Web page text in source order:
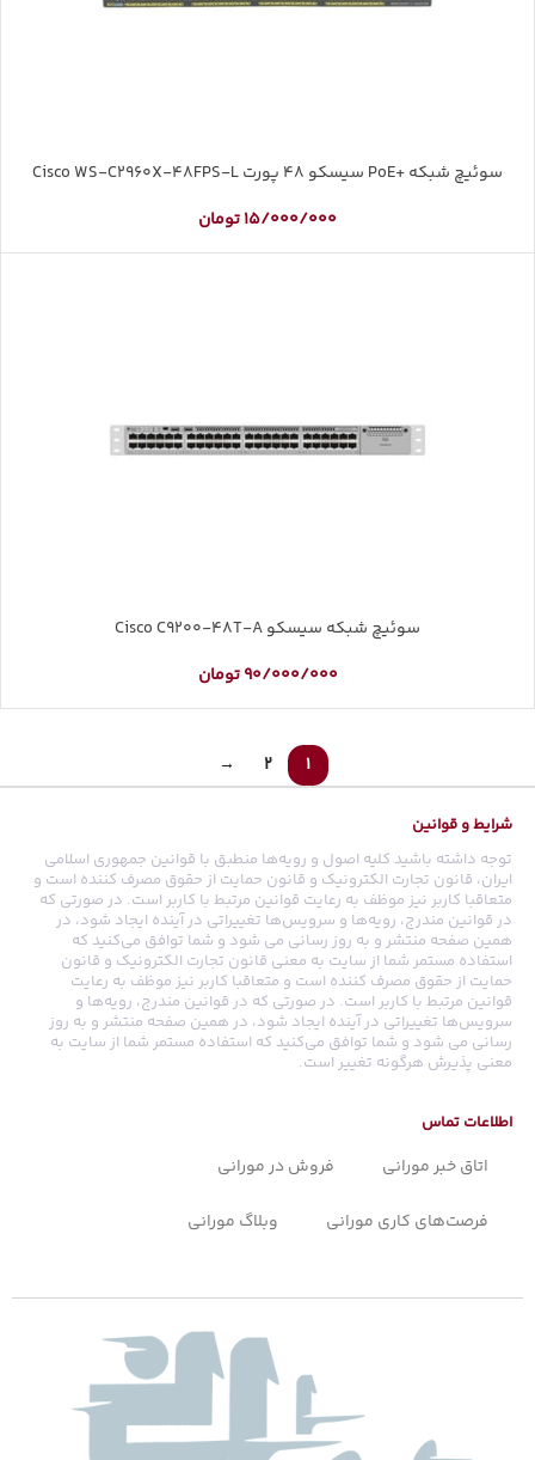
سوئیچ شبکه +PoE سیسکو 48 پورت Cisco WS-C2960X-48FPS-L
15/000/000تومان
سوئیچ شبکه سیسکو Cisco C9200-48T-A
90/000/000 تومان
1
2
→
شرایط و قوانین
توجه داشته باشید کلیه اصول و رویه‏‌ها منطبق با قوانین جمهوری اسلامی
ایران، قانون تجارت الکترونیک و قانون حمایت از حقوق مصرف کننده است و
متعاقبا کاربر نیز موظف به رعایت قوانین مرتبط با کاربر است. در صورتی که
در قوانین مندرج، رویه‏‌ها و سرویس‏‌ها تغییراتی در آینده ایجاد شود، در
همین صفحه منتشر و به روز رسانی می شود و شما توافق می‏‌کنید که
استفاده مستمر شما از سایت به معنی قانون تجارت الکترونیک و قانون
حمایت از حقوق مصرف کننده است و متعاقبا کاربر نیز موظف به رعایت
قوانین مرتبط با کاربر است. در صورتی که در قوانین مندرج، رویه‏‌ها و
سرویس‏‌ها تغییراتی در آینده ایجاد شود، در همین صفحه منتشر و به روز
رسانی می شود و شما توافق می‏‌کنید که استفاده مستمر شما از سایت به
معنی پذیرش هرگونه تغییر است.
اطلاعات تماس
اتاق خبر مورانی فروش در مورانی
فرصت‌های کاری مورانی وبلاگ مورانی